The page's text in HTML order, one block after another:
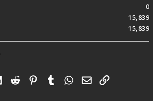
0
15,839
15,839
LinkedIn
RedditPinterestTumblrWhatsApp
電子郵件
連結